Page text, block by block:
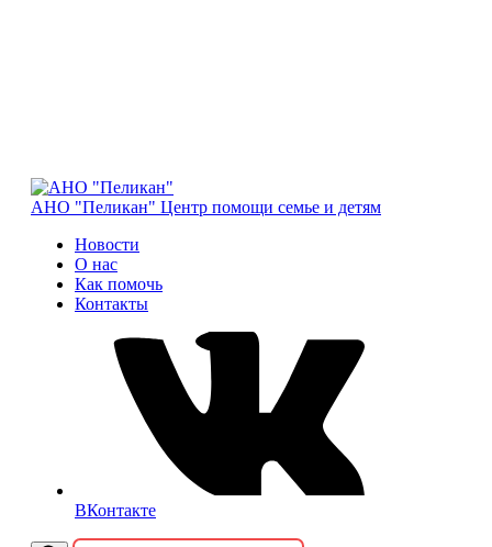
АНО "Пеликан" Центр помощи семье и детям
Новости
О нас
Как помочь
Контакты
ВКонтакте